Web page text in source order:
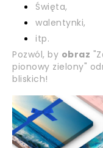
Święta,
walentynki,
itp.
Pozwól, by obraz
pionowy zielony"
bliskich!